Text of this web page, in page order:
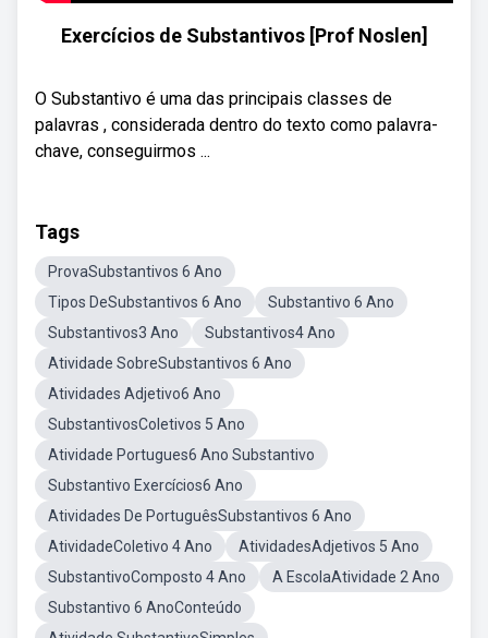
Exercícios de Substantivos [Prof Noslen]
O Substantivo é uma das principais classes de
palavras , considerada dentro do texto como palavra-
chave, conseguirmos ...
Tags
ProvaSubstantivos 6 Ano
Tipos DeSubstantivos 6 Ano
Substantivo 6 Ano
Substantivos3 Ano
Substantivos4 Ano
Atividade SobreSubstantivos 6 Ano
Atividades Adjetivo6 Ano
SubstantivosColetivos 5 Ano
Atividade Portugues6 Ano Substantivo
Substantivo Exercícios6 Ano
Atividades De PortuguêsSubstantivos 6 Ano
AtividadeColetivo 4 Ano
AtividadesAdjetivos 5 Ano
SubstantivoComposto 4 Ano
A EscolaAtividade 2 Ano
Substantivo 6 AnoConteúdo